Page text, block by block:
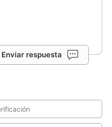
Enviar respuesta